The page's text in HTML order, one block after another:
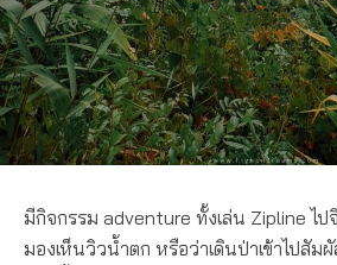
มีกิจกรรม adventure ทั้งเล่น Zipline ไป
มองเห็นวิวน้ำตก หรือว่าเดินป่าเข้าไปสัม